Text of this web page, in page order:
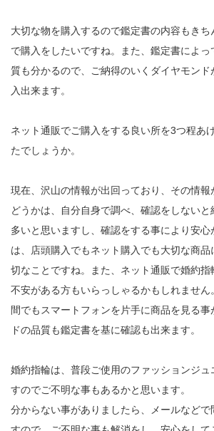
大切な物を購入するので鑑定書の内容もきち
で購入をしたいですね。また、鑑定書によっ
質も分かるので、ご納得のいくダイヤモン
入出来ます。
ネット通販でご購入をする良い所を3つ程あ
たでしょうか。
現在、沢山の情報が出回っており、その情
どうかは、自分自身で調べ、確認をしないと
多いと思いますし、確認をする事により安
は、店頭購入でもネット購入でも大切な商
切なことですね。また、ネット通販で婚約指
不安がある方もいらっしゃるかもしれません
間でもスマートフォンを片手に商品を見る
ドの品質も鑑定書を基に確認も出来ます。
婚約指輪は、普段ご使用のファッションジュ
すのでご不明な事もあるかと思います。
分からない事がありましたら、メールなどで